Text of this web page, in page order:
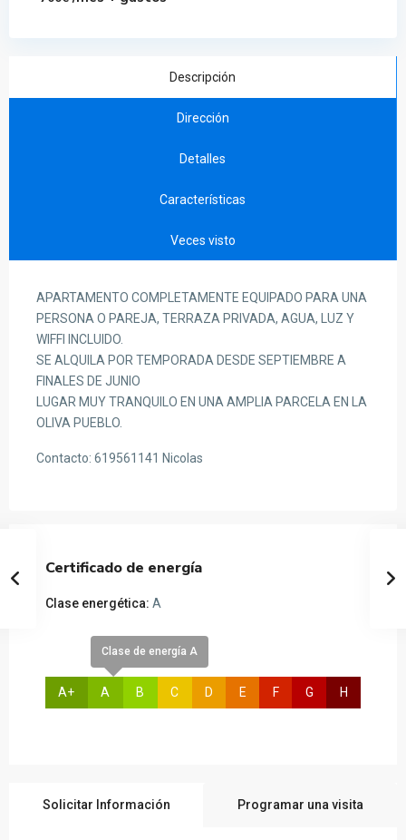
Descripción
Dirección
Detalles
Características
Veces visto
APARTAMENTO COMPLETAMENTE EQUIPADO PARA UNA
PERSONA O PAREJA, TERRAZA PRIVADA, AGUA, LUZ Y
WIFFI INCLUIDO.
SE ALQUILA POR TEMPORADA DESDE SEPTIEMBRE A
FINALES DE JUNIO
LUGAR MUY TRANQUILO EN UNA AMPLIA PARCELA EN LA
OLIVA PUEBLO.
Contacto: 619561141 Nicolas
Certificado de energía
Clase energética: A
A+
Clase de energía A
A B C D E F G H
Solicitar Información Programar una visita